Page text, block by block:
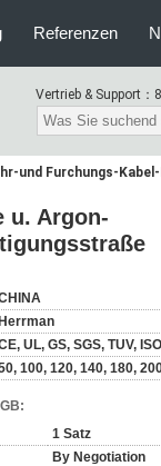
Referenzen
Vertrieb & Support：
und Furchungs-
u. Argon-
UL, GS, SGS, TUV, ISO
100, 120, 140, 180,
1 Satz
By Negotiation